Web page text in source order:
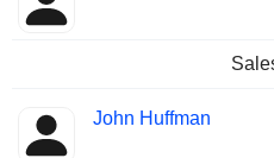
John Huffman